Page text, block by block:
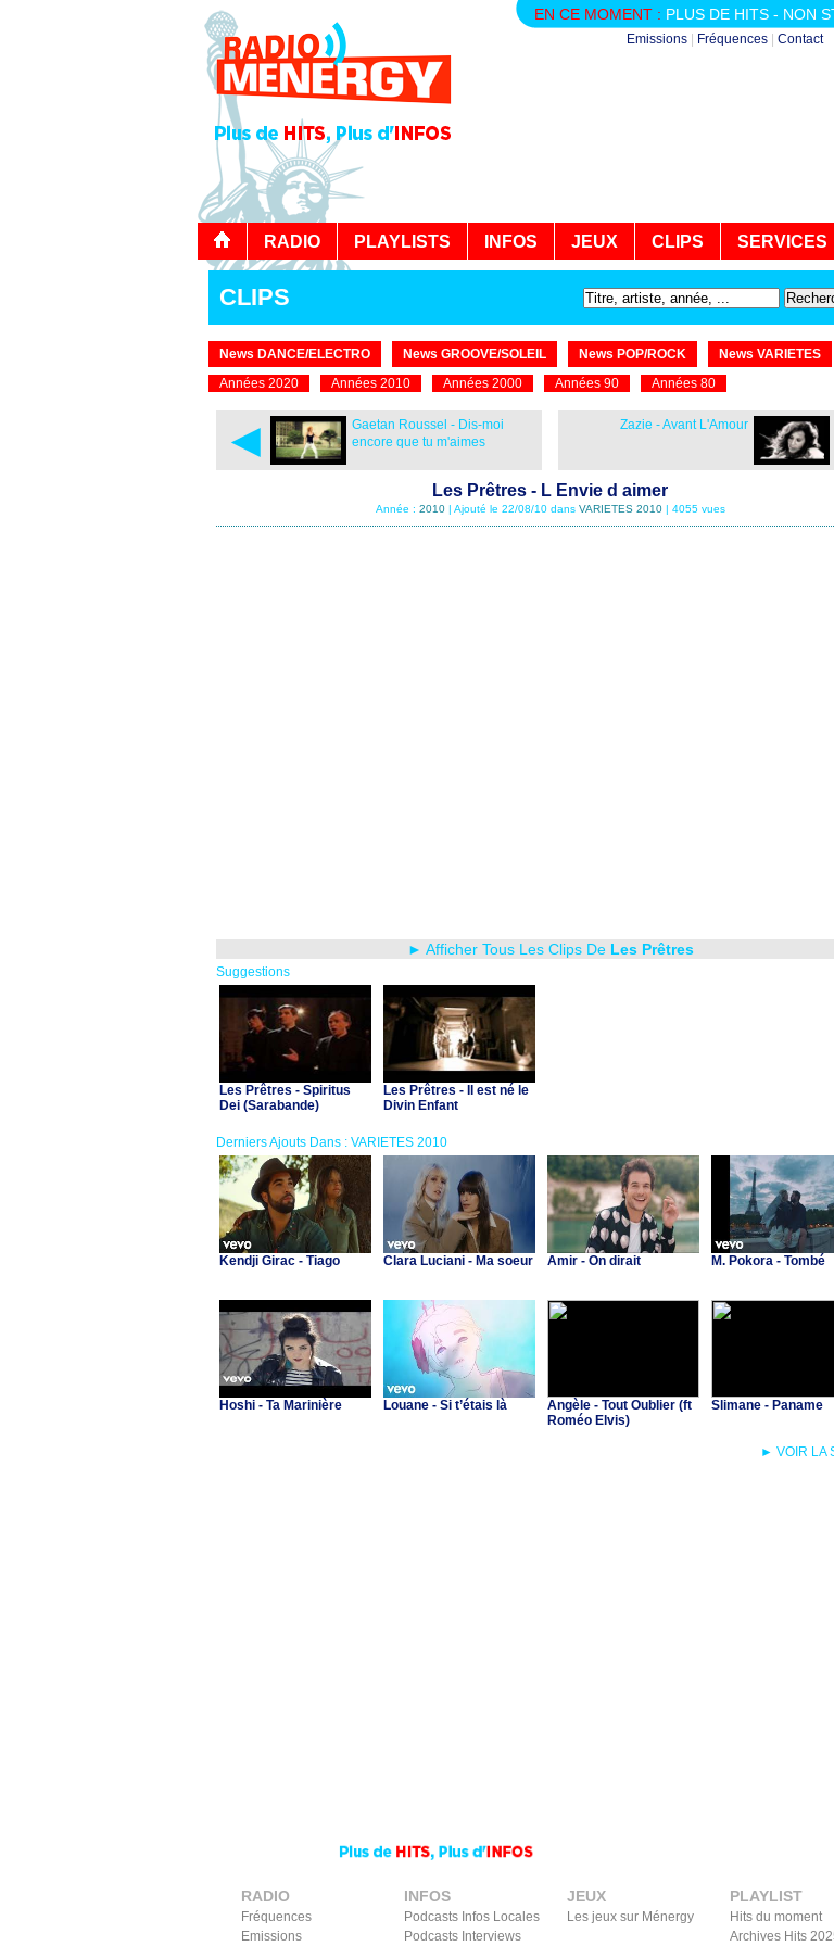
EN CE MOMENT : PLUS DE HITS - NON
Emissions Fréquences Contact
RADIO PLAYLISTS INFOS JEUX CLIPS SERVICES
CLIPS
News DANCE/ELECTRO News GROOVE/SOLEIL News POP/ROCK
News VARIETES
Années 2020
Années 2010 Années 2000 Années 90 Années 80
◄
Gaetan Roussel - Dis-moi
encore que tu m'aimes
Zazie - Avant L'Amour
Les Prêtres - L Envie d aimer
Année : 2010| Ajouté le 22/08/10 dans VARIETES 2010| 4055 vues
► Afficher Tous Les Clips De Les Prêtres
Suggestions
Les Prêtres - Spiritus
Dei (Sarabande)
Les Prêtres - Il est né le
Divin Enfant
Derniers Ajouts Dans : VARIETES 2010
Kendji Girac - Tiago Clara Luciani - Ma soeur Amir - On dirait M. Pokora - Tombé
Hoshi - Ta Marinière Louane - Si t’étais là
Angèle - Tout Oublier (ft
Roméo Elvis)
Slimane - Paname
► VOIR LA
RADIO
Fréquences
Emissions
INFOS
Podcasts Infos Locales
Podcasts Interviews
JEUX
Les jeux sur Ménergy
PLAYLIST
Hits du moment
Archives Hits